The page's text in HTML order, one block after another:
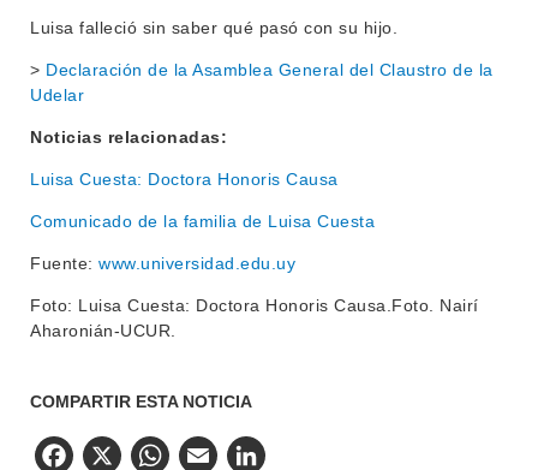
Luisa falleció sin saber qué pasó con su hijo.
> Declaración de la Asamblea General del Claustro de la
Udelar
Noticias relacionadas:
Luisa Cuesta: Doctora Honoris Causa
Comunicado de la familia de Luisa Cuesta
Fuente: www.universidad.edu.uy
Foto: Luisa Cuesta: Doctora Honoris Causa.Foto. Nairí
Aharonián-UCUR.
COMPARTIR ESTA NOTICIA
Facebook
X WhatsApp
Email